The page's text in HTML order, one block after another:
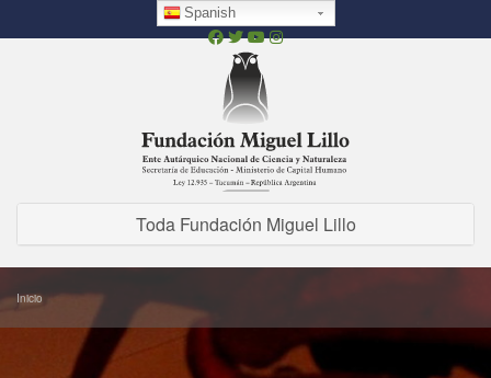
Spanish
Toda Fundación Miguel Lillo
Inicio